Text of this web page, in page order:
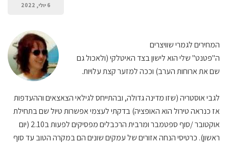
6 יולי, 2022
המחירים לגמרי שוויצרים
ה"פטנט" שלי הוא לישון בצד האיטלקי (ולאכול גם
שם את ארוחות הערב) וככה למזער קצת עלויות.
לגבי אוסטריה (שזו מדינה גדולה, ובהתייחס לגילאי הצאצאים וההעדפות
אז כנראה טירול הוא האופציה) בדקתי לעצמי אפשרות טיול שם בתחילת
אוקטובר /סוף ספטמבר ומרבית הרכבלים מפסיקים לפעות ב2.10 (יום
ראשון). כרטיסי הנחה אזורים של עמקים שונים הם במקרה הטוב עד סוף